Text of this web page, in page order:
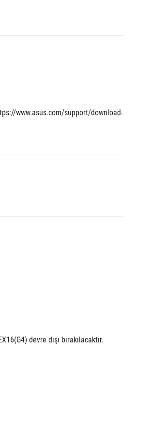
www.asus.com/support/download-
devre dışı bırakılacaktır.